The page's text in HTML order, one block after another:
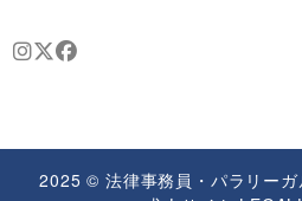
2025 © 法律事務員・パラリー